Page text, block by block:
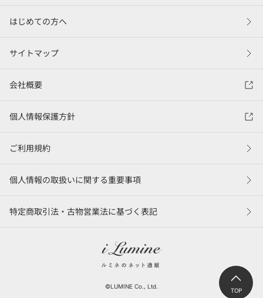
TOP
はじめての方へ
サイトマップ
会社概要
個人情報保護方針
ご利用規約
個人情報の取扱いに関する重要事項
特定商取引法・古物営業法に基づく表記
©LUMINE Co., Ltd.